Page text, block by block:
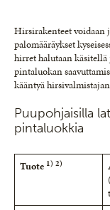
Hirsirakenteet voidaan
palomääräykset
hirret halutaan
pintaluokan
kääntyä
Puupohjaisilla
pintaluokkia
Tuote 1) 2)